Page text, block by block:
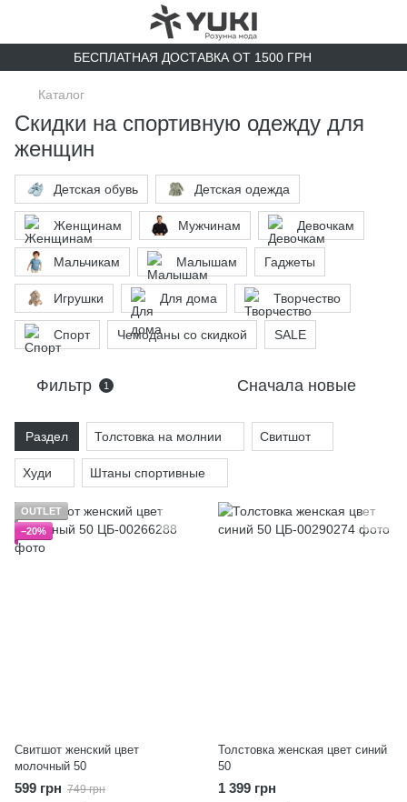
БЕСПЛАТНАЯ ДОСТАВКА ОТ 1500 ГРН
Каталог
Скидки на спортивную одежду для
женщин
Детская обувь Детская одежда
Женщинам Мужчинам Девочкам
Мальчикам Малышам Гаджеты
Игрушки Для дома Творчество
Спорт Чемоданы со скидкой SALE
Фильтр 1 Сначала новые
Раздел Толстовка на молнии Свитшот
Худи Штаны спортивные
OUTLET
−20%
Свитшот женский цвет
молочный 50
599 грн 749 грн
Толстовка женская цвет синий
50
1 399 грн